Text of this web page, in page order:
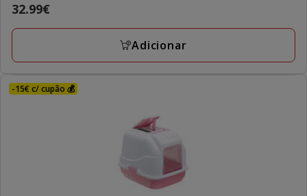
Preço
32.99€
32.99€
Adicionar
-15€ c/ cupão 💰